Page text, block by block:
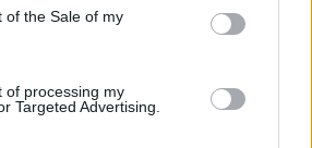
of the Sale of my
of processing my
Targeted Advertising.
#BALÁSY GYULA
HIVATAL